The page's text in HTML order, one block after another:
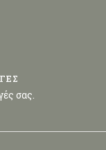
σας.